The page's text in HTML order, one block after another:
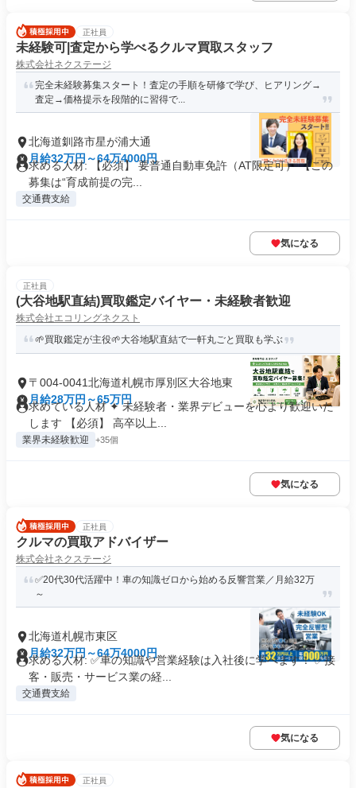
正社員
未経験可|査定から学べるクルマ買取スタッフ
株式会社ネクステージ
完全未経験募集スタート！査定の手順を研修で学び、ヒアリング→
査定→価格提示を段階的に習得で...
北海道釧路市星が浦大通
月給32万円～64万4000円
求める人材: 【必須】 要普通自動車免許（AT限定可） 【この
募集は“育成前提の完...
交通費支給
気になる
正社員
(大谷地駅直結)買取鑑定バイヤー・未経験者歓迎
株式会社エコリングネクスト
🌱買取鑑定が主役🌱大谷地駅直結で一軒丸ごと買取も学ぶ
〒004-0041北海道札幌市厚別区大谷地東
月給28万円～65万円
求めている人材 ✦ 未経験者・業界デビューを心より歓迎いた
します 【必須】 高卒以上...
業界未経験歓迎 +35個
気になる
正社員
クルマの買取アドバイザー
株式会社ネクステージ
✅20代30代活躍中！車の知識ゼロから始める反響営業／月給32万
～
北海道札幌市東区
月給32万円～64万4000円
求める人材: ✅車の知識や営業経験は入社後に学べます！ ✅接
客・販売・サービス業の経...
交通費支給
気になる
正社員